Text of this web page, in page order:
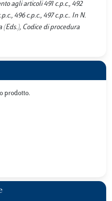
agli articoli 491 c.p.c., 492
496 c.p.c., 497 c.p.c.. In N.
(Eds.), Codice di procedura
prodotto.